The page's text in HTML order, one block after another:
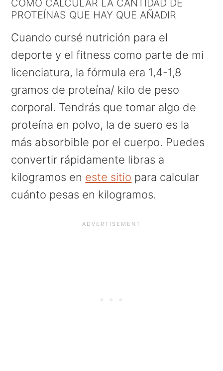
CÓMO CALCULAR LA CANTIDAD DE
PROTEÍNAS QUE HAY QUE AÑADIR
Cuando cursé nutrición para el
deporte y el fitness como parte de mi
licenciatura, la fórmula era 1,4-1,8
gramos de proteína/ kilo de peso
corporal. Tendrás que tomar algo de
proteína en polvo, la de suero es la
más absorbible por el cuerpo. Puedes
convertir rápidamente libras a
kilogramos en este sitio para calcular
cuánto pesas en kilogramos.